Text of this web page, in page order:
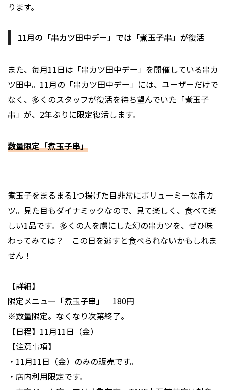
ります。
11月の「串カツ田中デー」では「煮玉子串」が復活
また、毎月11日は「串カツ田中デー」を開催している串カ
ツ田中。11月の「串カツ田中デー」には、ユーザーだけで
なく、多くのスタッフが復活を待ち望んでいた「煮玉子
串」が、2年ぶりに限定復活します。
数量限定「煮玉子串」
煮玉子をまるまる1つ揚げた目非常にボリューミーな串カ
ツ。見た目もダイナミックなので、見て楽しく、食べて楽
しい1品です。多くの人を虜にした幻の串カツを、ぜひ味
わってみては？ この日を逃すと食べられないかもしれま
せん！
【詳細】
限定メニュー「煮玉子串」 180円
※数量限定。なくなり次第終了。
【日程】11月11日（金）
【注意事項】
・11月11日（金）のみの販売です。
・店内利用限定です。